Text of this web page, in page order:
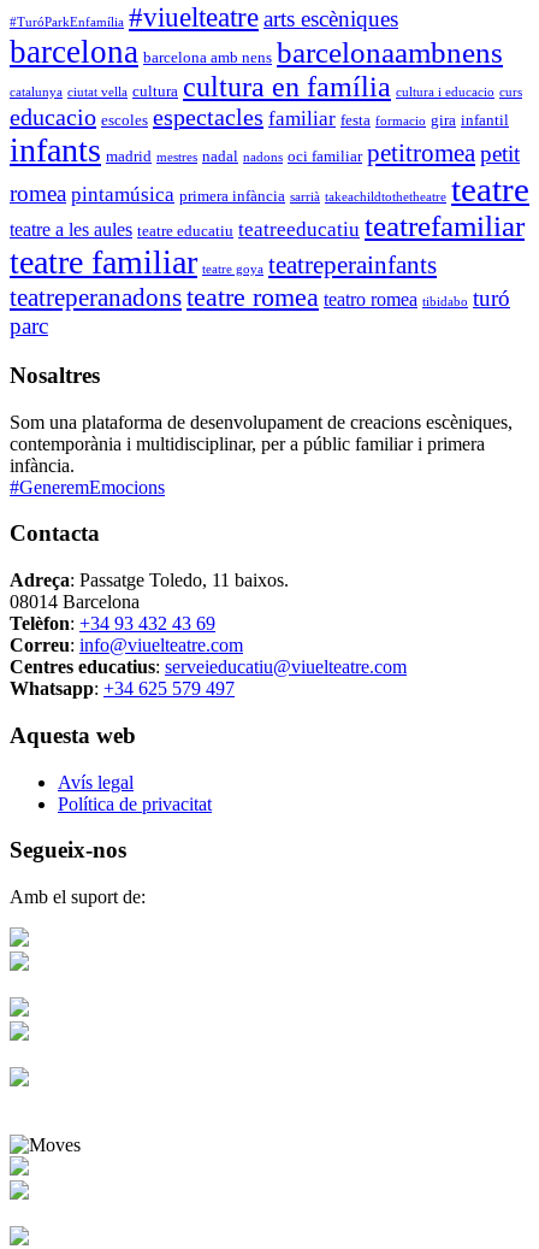
#TuróParkEnfamília #viuelteatrearts escèniques
barcelona barcelona amb nens barcelonaambnens
catalunya ciutat vella cultura cultura en família cultura i educacio curs
educacio escoles espectacles familiar festa formacio gira infantil
infants madrid mestres nadal nadons oci familiar petitromeapetit
romea pintamúsica primera infància sarrià takeachildtothetheatre teatre
teatre a les aules teatre educatiu teatreeducatiu teatrefamiliar
teatre familiar teatre goya teatreperainfants
teatreperanadonsteatre romea teatro romea tibidabo turó
parc
Nosaltres
Som una plataforma de desenvolupament de creacions escèniques,
contemporània i multidisciplinar, per a públic familiar i primera
infància.
#GeneremEmocions
Contacta
Adreça: Passatge Toledo, 11 baixos.
08014 Barcelona
Telèfon: +34 93 432 43 69
Correu: info@viuelteatre.com
Centres educatius: serveieducatiu@viuelteatre.com
Whatsapp: +34 625 579 497
Aquesta web
Avís legal
Política de privacitat
Segueix-nos
Amb el suport de: